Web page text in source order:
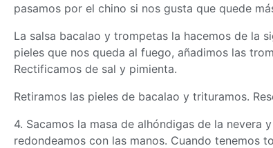
pasamos por el chino si nos gusta que quede
La salsa bacalao y trompetas la hacemos de la
pieles que nos queda al fuego, añadimos las
Rectificamos de sal y pimienta.
Retiramos las pieles de bacalao y trituramos.
4. Sacamos la masa de alhóndigas de la nevera
redondeamos con las manos. Cuando tenemos